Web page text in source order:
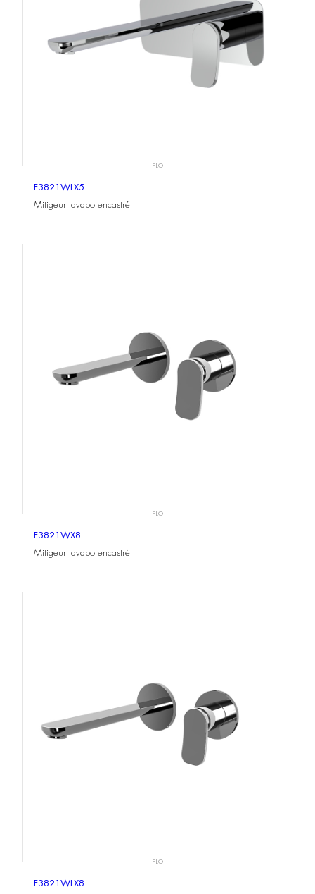
FLO
F3821WLX5
Mitigeur lavabo encastré
FLO
F3821WX8
Mitigeur lavabo encastré
FLO
F3821WLX8